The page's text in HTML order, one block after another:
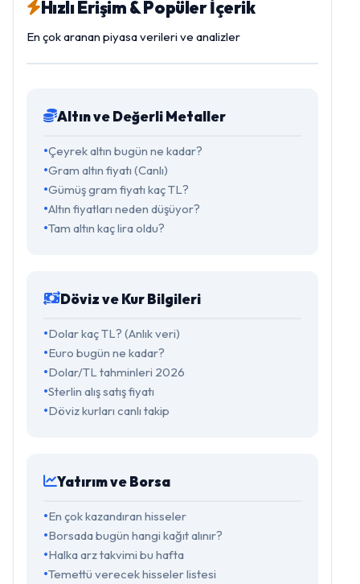
Hızlı Erişim & Popüler İçerik
En çok aranan piyasa verileri ve analizler
Altın ve Değerli Metaller
Çeyrek altın bugün ne kadar?
Gram altın fiyatı (Canlı)
Gümüş gram fiyatı kaç TL?
Altın fiyatları neden düşüyor?
Tam altın kaç lira oldu?
Döviz ve Kur Bilgileri
Dolar kaç TL? (Anlık veri)
Euro bugün ne kadar?
Dolar/TL tahminleri 2026
Sterlin alış satış fiyatı
Döviz kurları canlı takip
Yatırım ve Borsa
En çok kazandıran hisseler
Borsada bugün hangi kağıt alınır?
Halka arz takvimi bu hafta
Temettü verecek hisseler listesi